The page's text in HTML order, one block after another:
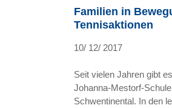
Familien in
Tennisaktionen
10/ 12/ 2017
Seit vielen Jahren gibt
Johanna-Mestorf-
Schwentinental. In den